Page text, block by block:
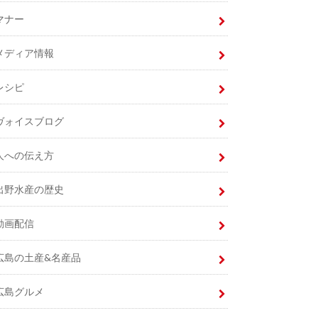
ナー
ディア情報
シピ
ォイスブログ
への伝え方
野水産の歴史
画配信
島の土産&名産品
島グルメ